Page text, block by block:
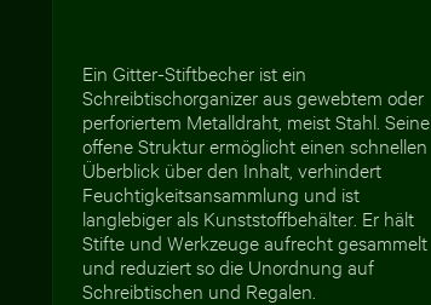
Ein Gitter-Stiftbecher ist ein
Schreibtischorganizer aus gewebtem oder
perforiertem Metalldraht, meist Stahl. Seine
offene Struktur ermöglicht einen schnellen
Überblick über den Inhalt, verhindert
Feuchtigkeitsansammlung und ist
langlebiger als Kunststoffbehälter. Er hält
Stifte und Werkzeuge aufrecht gesammelt
und reduziert so die Unordnung auf
Schreibtischen und Regalen.